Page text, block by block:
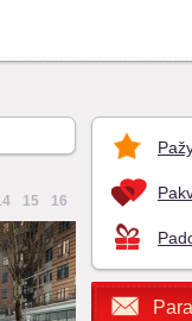
15 16